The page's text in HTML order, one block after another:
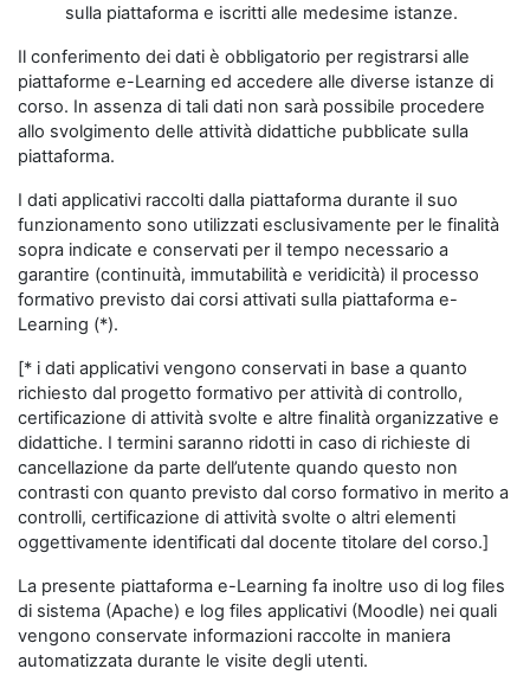
sulla piattaforma e iscritti alle medesime istanze.
Il conferimento dei dati è obbligatorio per registrarsi alle
piattaforme e-Learning ed accedere alle diverse istanze di
corso. In assenza di tali dati non sarà possibile procedere
allo svolgimento delle attività didattiche pubblicate sulla
piattaforma.
I dati applicativi raccolti dalla piattaforma durante il suo
funzionamento sono utilizzati esclusivamente per le finalità
sopra indicate e conservati per il tempo necessario a
garantire (continuità, immutabilità e veridicità) il processo
formativo previsto dai corsi attivati sulla piattaforma e-
Learning (*).
[* i dati applicativi vengono conservati in base a quanto
richiesto dal progetto formativo per attività di controllo,
certificazione di attività svolte e altre finalità organizzative e
didattiche. I termini saranno ridotti in caso di richieste di
cancellazione da parte dell’utente quando questo non
contrasti con quanto previsto dal corso formativo in merito a
controlli, certificazione di attività svolte o altri elementi
oggettivamente identificati dal docente titolare del corso.]
La presente piattaforma e-Learning fa inoltre uso di log files
di sistema (Apache) e log files applicativi (Moodle) nei quali
vengono conservate informazioni raccolte in maniera
automatizzata durante le visite degli utenti.